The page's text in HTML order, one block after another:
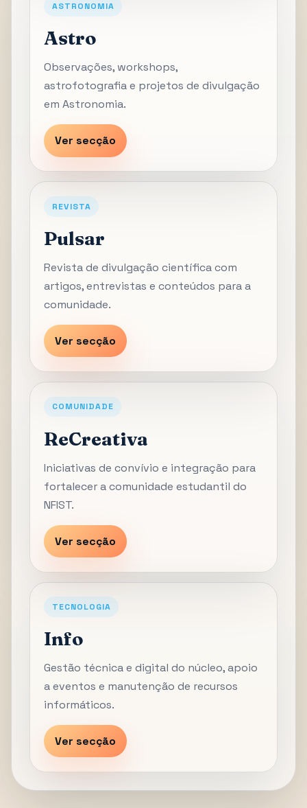
ASTRONOMIA
Astro
Observações, workshops,
astrofotografia e projetos de divulgação
em Astronomia.
Ver secção
REVISTA
Pulsar
Revista de divulgação científica com
artigos, entrevistas e conteúdos para a
comunidade.
Ver secção
COMUNIDADE
ReCreativa
Iniciativas de convívio e integração para
fortalecer a comunidade estudantil do
NFIST.
Ver secção
TECNOLOGIA
Info
Gestão técnica e digital do núcleo, apoio
a eventos e manutenção de recursos
informáticos.
Ver secção